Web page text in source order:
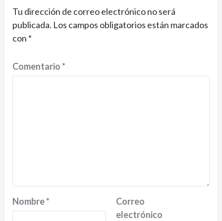
Tu dirección de correo electrónico no será
publicada. Los campos obligatorios están marcados
con *
Comentario*
Nombre*
Correo
electrónico